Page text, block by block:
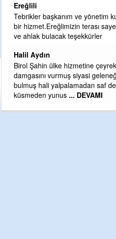
Sebahattin özarslan
Günaydın hayırlı sabahlar dilerim
H BakiYüksel